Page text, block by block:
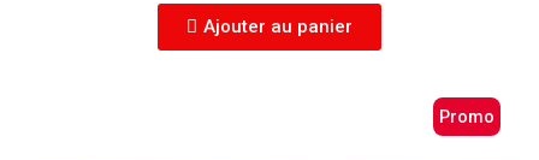
Ajouter au panier
Promo